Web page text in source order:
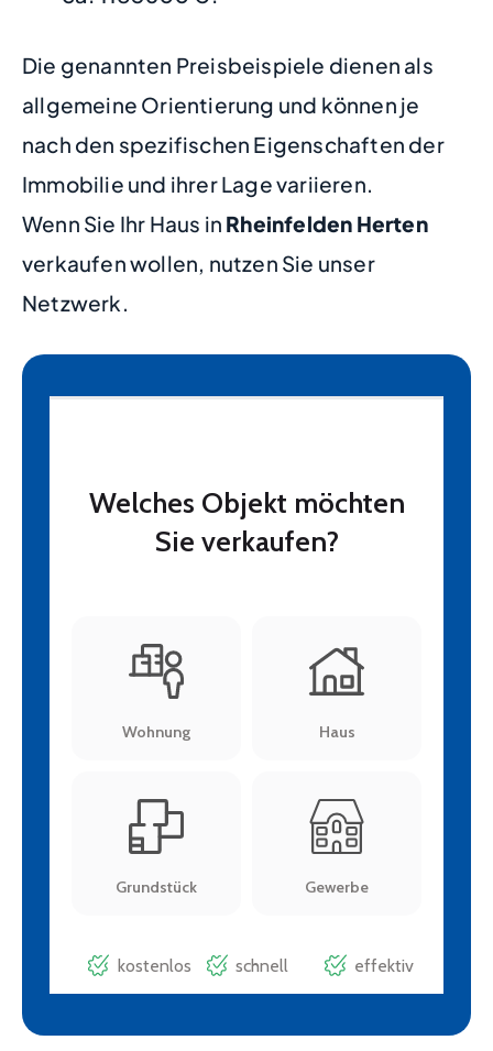
Die genannten Preisbeispiele dienen als
allgemeine Orientierung und können je
nach den spezifischen Eigenschaften der
Immobilie und ihrer Lage variieren.
Wenn Sie Ihr Haus in Rheinfelden Herten
verkaufen wollen, nutzen Sie unser
Netzwerk.